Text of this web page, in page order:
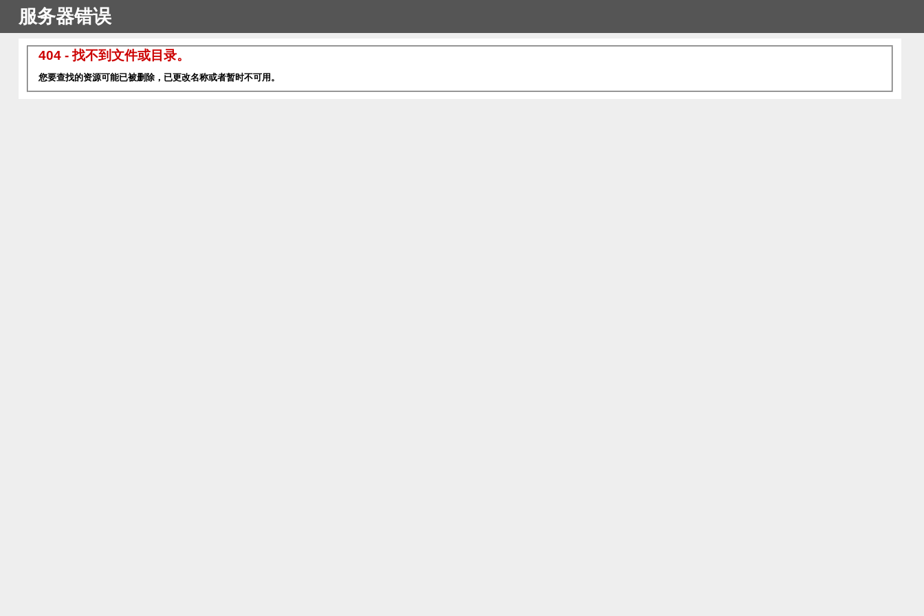
服务器错误
404 - 找不到文件或目录。
您要查找的资源可能已被删除，已更改名称或者暂时不可用。